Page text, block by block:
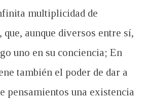
multiplicidad de
que, aunque diversos entre sí,
uno en su conciencia; En
también el poder de dar a
pensamientos una existencia